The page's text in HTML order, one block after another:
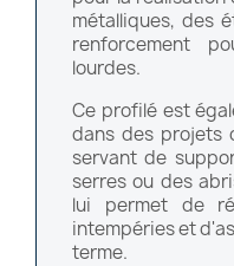
métalliques, des
renforcement
lourdes.
Ce profilé est
dans des projets
servant de
serres ou des
lui permet de
intempéries et
terme.